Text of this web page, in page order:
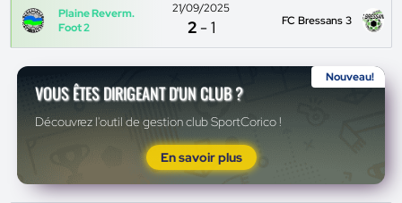
Plaine Reverm.
Foot 2
21/09/2025
2 -1 FC Bressans 3
Nouveau!
VOUS ÊTES DIRIGEANT D'UN CLUB ?
Découvrez l'outil de gestion club SportCorico !
En savoir plus